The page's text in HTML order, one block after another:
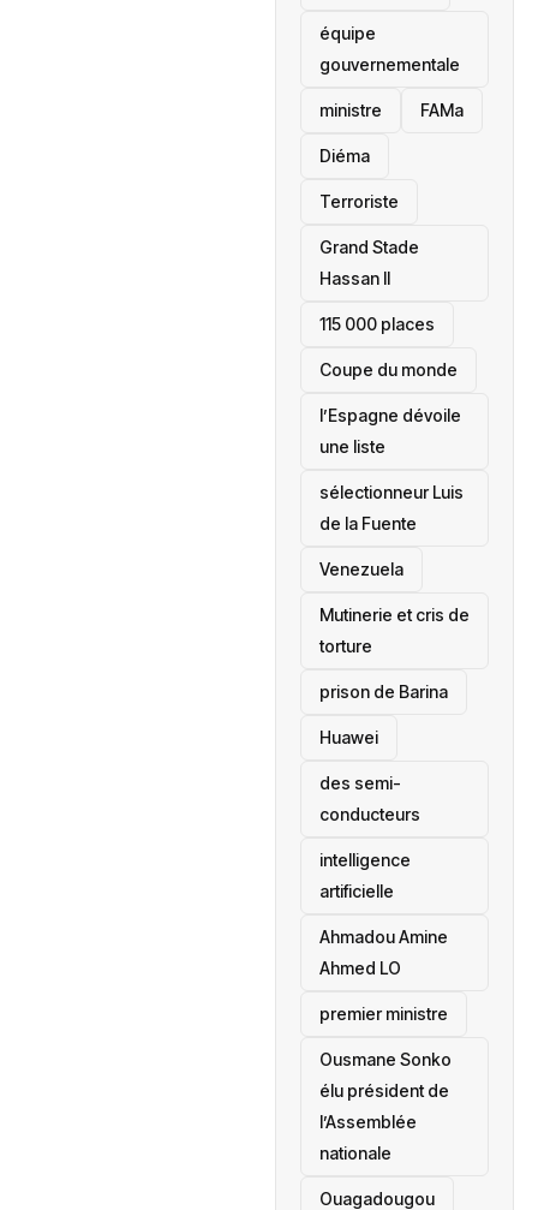
équipe
gouvernementale
ministre FAMa
Diéma
Terroriste
Grand Stade
Hassan II
115 000 places
‎Coupe du monde
l’Espagne dévoile
une liste
sélectionneur Luis
de la Fuente
‎Venezuela
Mutinerie et cris de
torture
prison de Barina
Huawei
des semi-
conducteurs
intelligence
artificielle
Ahmadou Amine
Ahmed LO
premier ministre
Ousmane Sonko
élu président de
l’Assemblée
nationale
‎Ouagadougou